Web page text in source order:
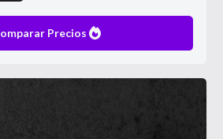
Precios